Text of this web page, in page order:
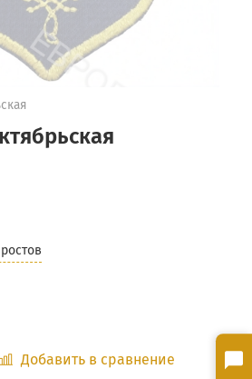
Добавить в сравнение